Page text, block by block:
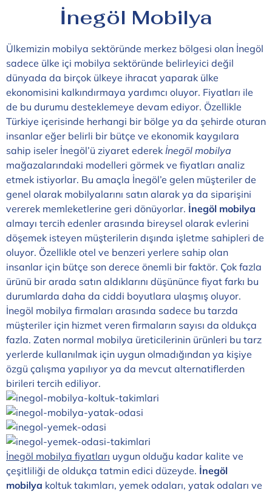
İnegöl Mobilya
Ülkemizin mobilya sektöründe merkez bölgesi olan İnegöl
sadece ülke içi mobilya sektöründe belirleyici değil
dünyada da birçok ülkeye ihracat yaparak ülke
ekonomisini kalkındırmaya yardımcı oluyor. Fiyatları ile
de bu durumu desteklemeye devam ediyor. Özellikle
Türkiye içerisinde herhangi bir bölge ya da şehirde oturan
insanlar eğer belirli bir bütçe ve ekonomik kaygılara
sahip iseler İnegöl’ü ziyaret ederek İnegöl mobilya
mağazalarındaki modelleri görmek ve fiyatları analiz
etmek istiyorlar. Bu amaçla İnegöl’e gelen müşteriler de
genel olarak mobilyalarını satın alarak ya da siparişini
vererek memleketlerine geri dönüyorlar. İnegöl mobilya
almayı tercih edenler arasında bireysel olarak evlerini
döşemek isteyen müşterilerin dışında işletme sahipleri de
oluyor. Özellikle otel ve benzeri yerlere sahip olan
insanlar için bütçe son derece önemli bir faktör. Çok fazla
ürünü bir arada satın aldıklarını düşününce fiyat farkı bu
durumlarda daha da ciddi boyutlara ulaşmış oluyor.
İnegöl mobilya firmaları arasında sadece bu tarzda
müşteriler için hizmet veren firmaların sayısı da oldukça
fazla. Zaten normal mobilya üreticilerinin ürünleri bu tarz
yerlerde kullanılmak için uygun olmadığından ya kişiye
özgü çalışma yapılıyor ya da mevcut alternatiflerden
birileri tercih ediliyor.
İnegöl mobilya fiyatları uygun olduğu kadar kalite ve
çeşitliliği de oldukça tatmin edici düzeyde. İnegöl
mobilya koltuk takımları, yemek odaları, yatak odaları ve